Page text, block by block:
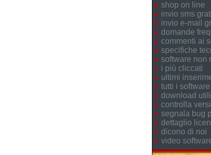
shop on line
invio sms
invio e-mail
domande
commenti ai
specifiche
software non
i più cliccati
ultimi
tutti i software
download
controlla
segnala bug
dettaglio
dicono di noi
video